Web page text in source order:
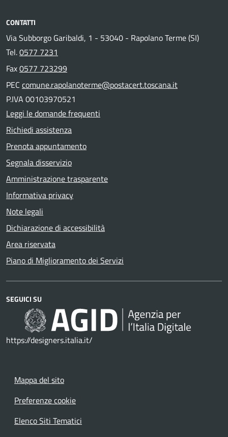
CONTATTI
Via Subborgo Garibaldi, 1 - 53040 - Rapolano Terme (SI)
Tel.0577 7231
Fax0577 723299
PEC comune.rapolanoterme@postacert.toscana.it
P.IVA 00103970521
Leggi le domande frequenti
Richiedi assistenza
Prenota appuntamento
Segnala disservizio
Amministrazione trasparente
Informativa privacy
Note legali
Dichiarazione di accessibilità
Area riservata
Piano di Miglioramento dei Servizi
SEGUICI SU
https://designers.italia.it/
Mappa del sito
Preferenze cookie
Elenco Siti Tematici